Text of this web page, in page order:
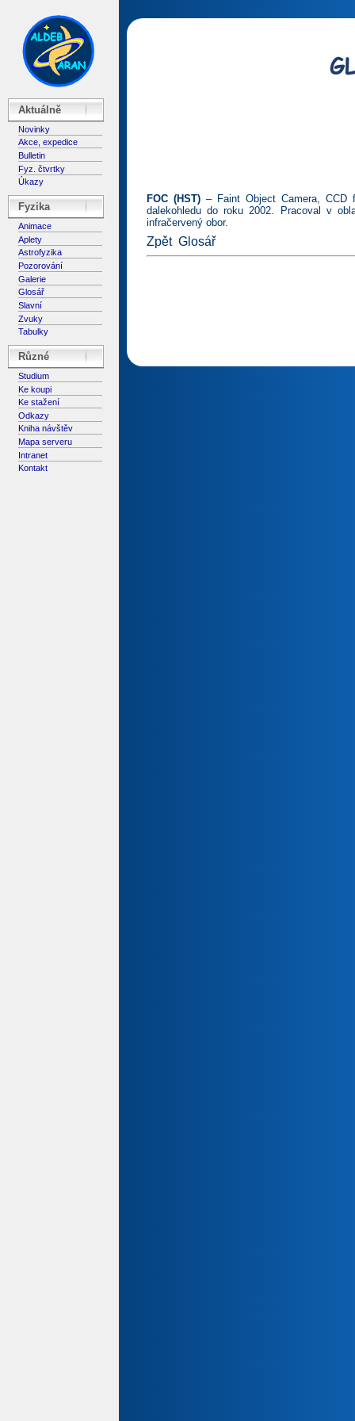
Aktuálně
Novinky
Akce, expedice
Bulletin
Fyz. čtvrtky
Úkazy
Fyzika
Animace
Aplety
Astrofyzika
Pozorování
Galerie
Glosář
Slavní
Zvuky
Tabulky
Různé
Studium
Ke koupi
Ke stažení
Odkazy
Kniha návštěv
Mapa serveru
Intranet
Kontakt
FOC (HST) – Faint Object Camera, CCD
dalekohledu do roku 2002. Pracoval v
infračervený obor.
Zpět Glosář